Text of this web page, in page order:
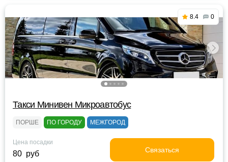
8.4 0
Такси Минивен Микроавтобус
ПОРШЕ ПО ГОРОДУ МЕЖГОРОД
Цена посадки
80 руб Связаться